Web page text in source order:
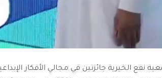
نفع الخيرية جائزتين في مجالي الأفكار